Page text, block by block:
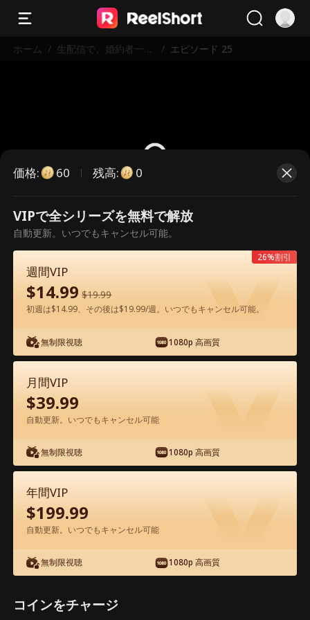
ホーム / 生配信で、婚約者一家
/ エピソード 25
こちらは有料のエピソードです。視
聴いただくには解放が必要です。
アプリ内で無料視聴可能
エピソード25 - 生配信で、婚約者一家を
地獄に堕とす 映画フル
1-50 51-55
25 28
価格: 60 残高: 0
VIPで全シリーズを無料で解放
自動更新。いつでもキャンセル可能。
週間VIP
$14.99 $19.99
初週は$14.99、その後は$19.99/週。いつでもキャンセル可能。
無制限視聴 1080p 高画質
26%割引
月間VIP
$39.99
自動更新。いつでもキャンセル可能
無制限視聴 1080p 高画質
年間VIP
$199.99
自動更新。いつでもキャンセル可能
無制限視聴 1080p 高画質
コインをチャージ